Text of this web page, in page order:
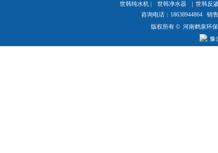
世韩纯水机
世韩净水器
世韩反
咨询电话：18638944864 销
版权所有 © 河南鹤泉环
豫